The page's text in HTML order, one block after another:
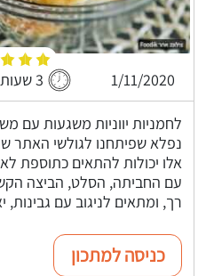
1/11/2020 3 שעות ו-15 דקות
לחמניות יווניות משגעות עם
נפלא שפיתחנו לגולשי האתר
אלו יכולות להתאים כתוספת
עם החביתה, הסלט, הביצה
רך, ומתאים לניגוב עם גבינות,
כניסה למתכון